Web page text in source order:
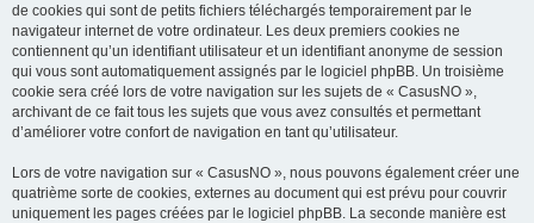
de cookies qui sont de petits fichiers téléchargés temporairement par le
navigateur internet de votre ordinateur. Les deux premiers cookies ne
contiennent qu’un identifiant utilisateur et un identifiant anonyme de session
qui vous sont automatiquement assignés par le logiciel phpBB. Un troisième
cookie sera créé lors de votre navigation sur les sujets de « CasusNO »,
archivant de ce fait tous les sujets que vous avez consultés et permettant
d’améliorer votre confort de navigation en tant qu’utilisateur.
Lors de votre navigation sur « CasusNO », nous pouvons également créer une
quatrième sorte de cookies, externes au document qui est prévu pour couvrir
uniquement les pages créées par le logiciel phpBB. La seconde manière est